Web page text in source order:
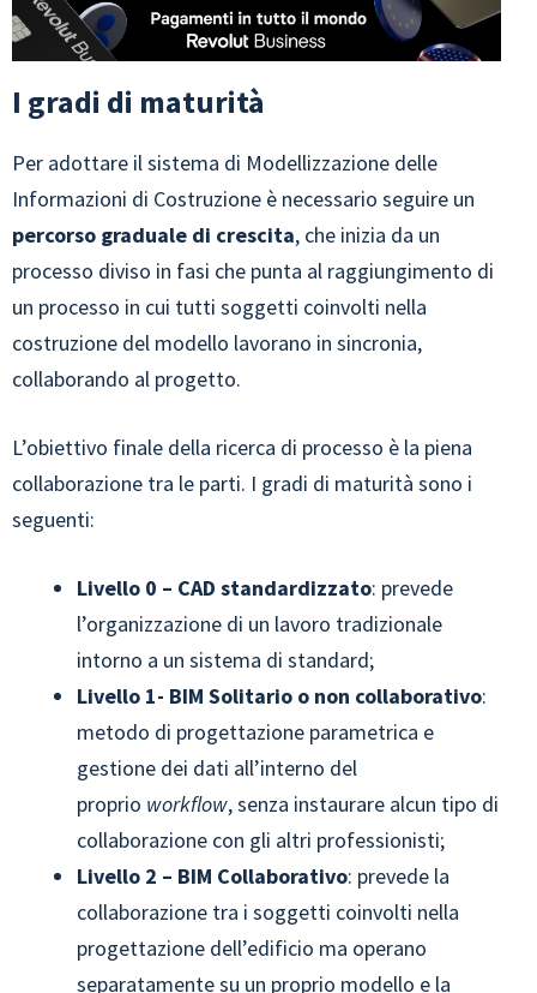
I gradi di maturità
Per adottare il sistema di Modellizzazione delle
Informazioni di Costruzione è necessario seguire un
percorso graduale di crescita, che inizia da un
processo diviso in fasi che punta al raggiungimento di
un processo in cui tutti soggetti coinvolti nella
costruzione del modello lavorano in sincronia,
collaborando al progetto.
L’obiettivo finale della ricerca di processo è la piena
collaborazione tra le parti. I gradi di maturità sono i
seguenti:
Livello 0 – CAD standardizzato: prevede
l’organizzazione di un lavoro tradizionale
intorno a un sistema di standard;
Livello 1- BIM Solitario o non collaborativo:
metodo di progettazione parametrica e
gestione dei dati all’interno del
proprio workflow, senza instaurare alcun tipo di
collaborazione con gli altri professionisti;
Livello 2 – BIM Collaborativo: prevede la
collaborazione tra i soggetti coinvolti nella
progettazione dell’edificio ma operano
separatamente su un proprio modello e la